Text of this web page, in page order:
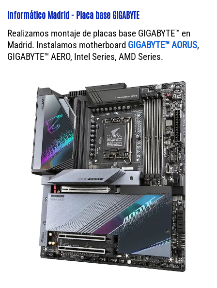
Informático Madrid - Placa base GIGABYTE
Realizamos montaje de placas base GIGABYTE™ en
Madrid. Instalamos motherboard GIGABYTE™ AORUS,
GIGABYTE™ AERO, Intel Series, AMD Series.